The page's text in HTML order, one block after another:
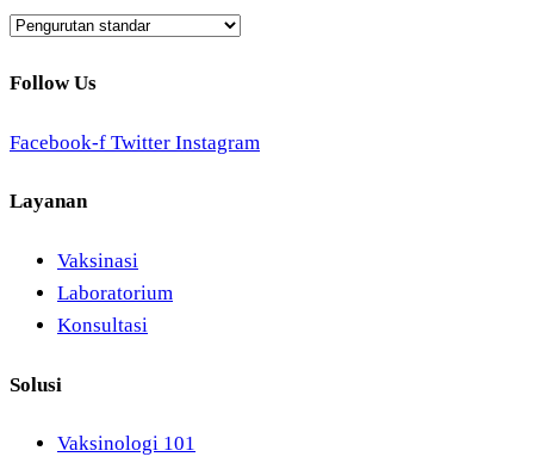
Follow Us
Facebook-f Twitter Instagram
Layanan
Vaksinasi
Laboratorium
Konsultasi
Solusi
Vaksinologi 101